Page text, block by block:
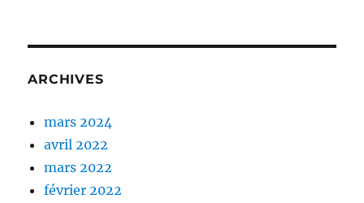
ARCHIVES
mars 2024
avril 2022
mars 2022
février 2022